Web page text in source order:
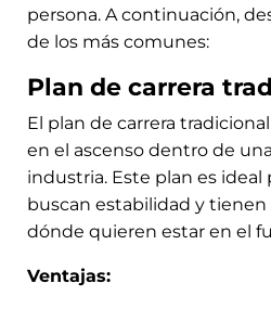
persona. A continuación,
de los más comunes:
Plan de carrera
El plan de carrera
en el ascenso dentro de
industria. Este plan es ideal
buscan estabilidad y tienen
dónde quieren estar en el
Ventajas: